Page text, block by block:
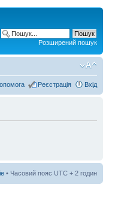
Розширений пошук
Реєстрація Вхід
• Часовий пояс UTC + 2 годин